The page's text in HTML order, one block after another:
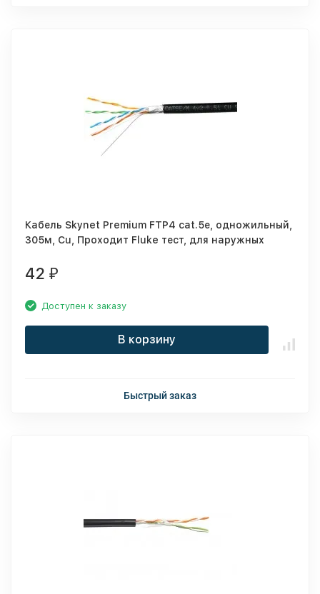
Кабель Skynet Premium FTP4 cat.5е, одножильный,
305м, Cu, Проходит Fluke тест, для наружных
42 ₽
Доступен к заказу
В корзину
Быстрый заказ